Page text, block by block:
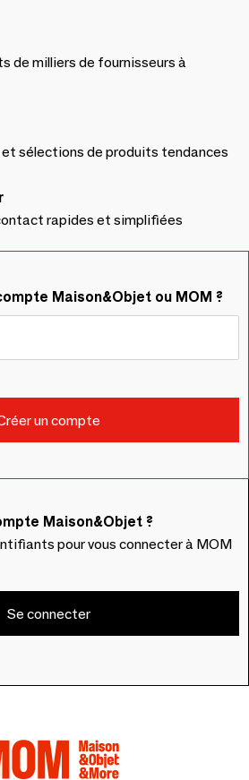
de milliers de fournisseurs à
sélections de produits tendances
rapides et simplifiées
Maison&Objet ou MOM ?
Maison&Objet ?
pour vous connecter à MOM
Se connecter